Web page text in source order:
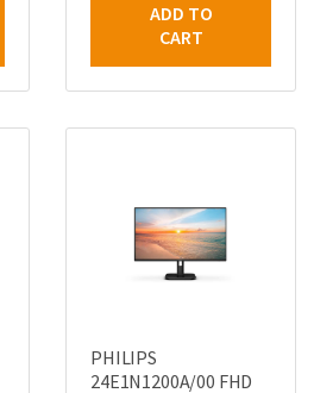
ADD TO
CART
PHILIPS
24E1N1200A/00 FHD